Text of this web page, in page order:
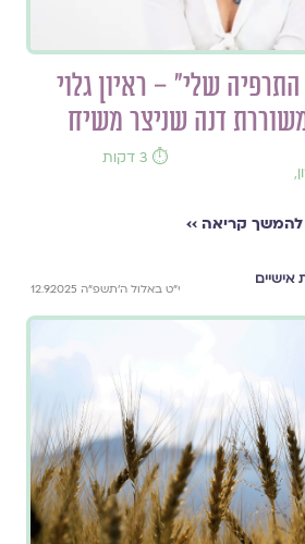
שלי" – ראיון גלוי
דנה שניצר משיח
,
⏱️ 3 דקות
להמשך קריאה ››
אישיים
י״ט באלול ה׳תשפ״ה 12.9.2025